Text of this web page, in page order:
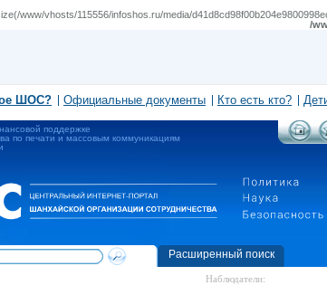
www/vhosts/115556/infoshos.ru/media/
/
ШОС? Официальные документы Кто есть кто?
поддержке
по печати и массовым коммуникациям
Расширенный поиск
Наблюдатели: